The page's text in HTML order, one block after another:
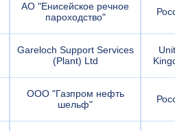
АО "Енисейское речное
пароходство"
Gareloch Support Services
(Plant) Ltd
ООО "Газпром нефть
шельф"